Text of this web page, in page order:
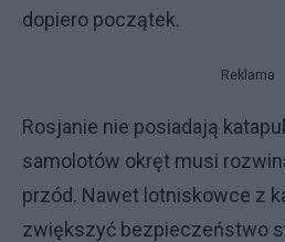
dopiero początek.
Reklama
Rosjanie nie posiadają
samolotów okręt musi
przód. Nawet lotniskowce z
zwiększyć bezpieczeństwo